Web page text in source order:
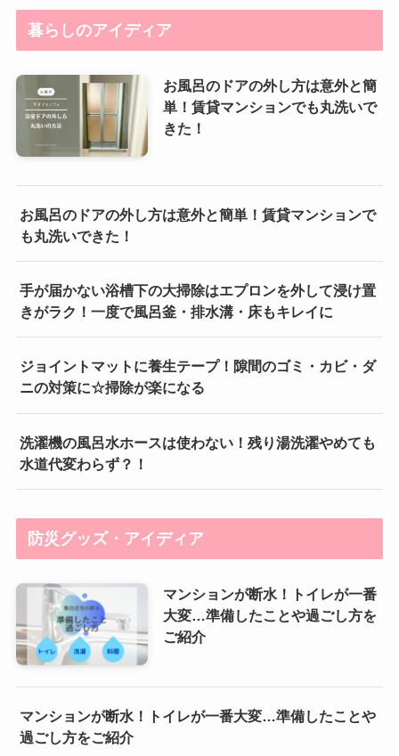
暮らしのアイディア
お風呂のドアの外し方は意外と簡
単！賃貸マンションでも丸洗いで
きた！
お風呂のドアの外し方は意外と簡単！賃貸マンションで
も丸洗いできた！
手が届かない浴槽下の大掃除はエプロンを外して浸け置
きがラク！一度で風呂釜・排水溝・床もキレイに
ジョイントマットに養生テープ！隙間のゴミ・カビ・ダ
ニの対策に☆掃除が楽になる
洗濯機の風呂水ホースは使わない！残り湯洗濯やめても
水道代変わらず？！
防災グッズ・アイディア
マンションが断水！トイレが一番
大変…準備したことや過ごし方を
ご紹介
マンションが断水！トイレが一番大変…準備したことや
過ごし方をご紹介